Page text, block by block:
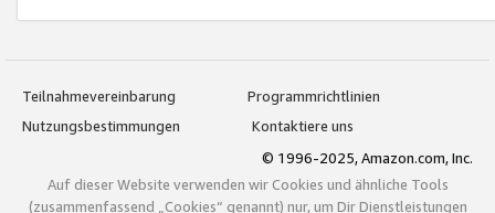
Teilnahmevereinbarung
Programmrichtlinien
Nutzungsbestimmungen
Kontaktiere uns
© 1996-2025, Amazon.com, Inc.
Auf dieser Website verwenden wir Cookies und ähnliche Tools
(zusammenfassend „Cookies“ genannt) nur, um Dir Dienstleistungen